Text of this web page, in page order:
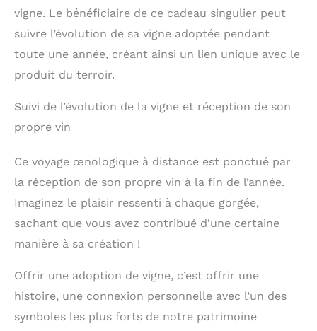
vigne. Le bénéficiaire de ce cadeau singulier peut
suivre l’évolution de sa vigne adoptée pendant
toute une année, créant ainsi un lien unique avec le
produit du terroir.
Suivi de l’évolution de la vigne et réception de son
propre vin
Ce voyage œnologique à distance est ponctué par
la réception de son propre vin à la fin de l’année.
Imaginez le plaisir ressenti à chaque gorgée,
sachant que vous avez contribué d’une certaine
manière à sa création !
Offrir une adoption de vigne, c’est offrir une
histoire, une connexion personnelle avec l’un des
symboles les plus forts de notre patrimoine